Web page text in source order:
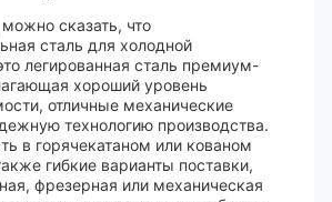
сказать, что
сталь для холодной
легированная сталь премиум-
хороший уровень
отличные механические
технологию производства.
в горячекатаном или кованом
гибкие варианты поставки,
фрезерная или механическая